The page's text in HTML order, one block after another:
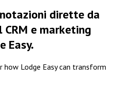
dirette da
e marketing
Easy.
how Lodge Easy can transform